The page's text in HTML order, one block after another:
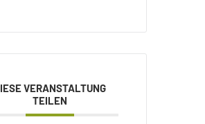
VERANSTALTUNG
TEILEN